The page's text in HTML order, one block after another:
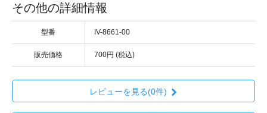
その他の詳細情報
型番 IV-8661-00
販売価格 700円 (税込)
レビューを見る(0件)